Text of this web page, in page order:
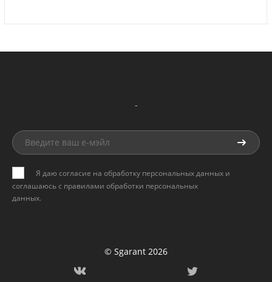
-
Я даю согласие на обработку персональных данных и
соглашаюсь с правилами обработки персональных
данных.
© Sgarant 2026